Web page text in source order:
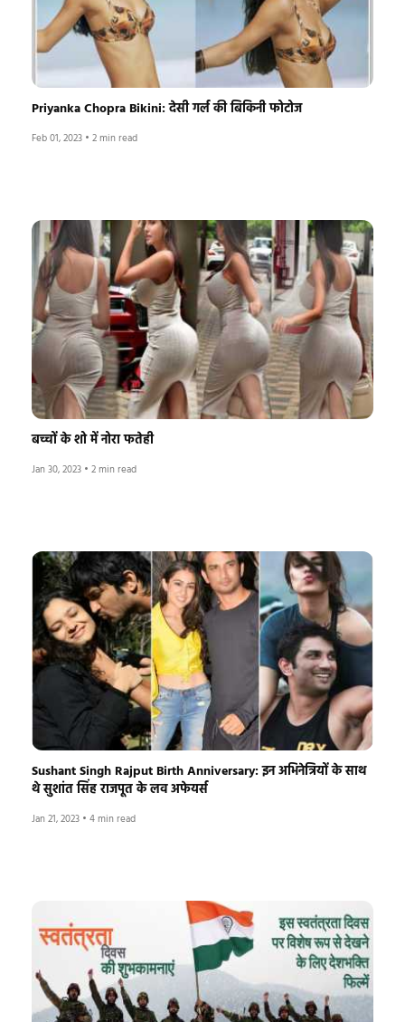
Priyanka Chopra Bikini: देसी गर्ल की बिकिनी फोटोज
Feb 01, 2023 • 2 min read
बच्चों के शो में नोरा फतेही
Jan 30, 2023 • 2 min read
Sushant Singh Rajput Birth Anniversary: इन अभिनेत्रियों के साथ
थे सुशांत सिंह राजपूत के लव अफेयर्स
Jan 21, 2023 • 4 min read